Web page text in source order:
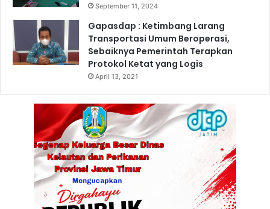
September 11, 2024
Gapasdap : Ketimbang Larang
Transportasi Umum Beroperasi,
Sebaiknya Pemerintah Terapkan
Protokol Ketat yang Logis
April 13, 2021